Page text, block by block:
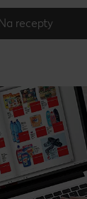
recepty